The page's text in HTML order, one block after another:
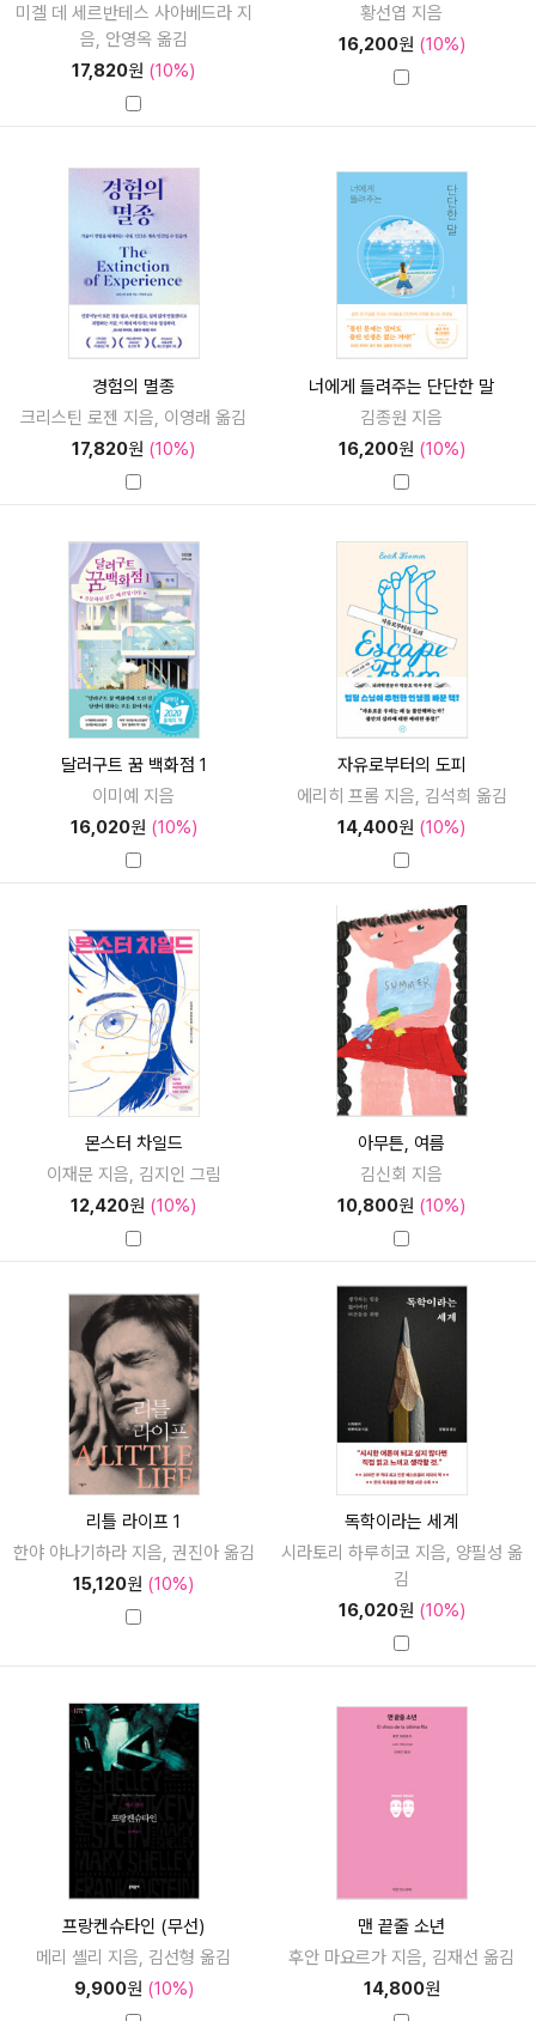
미겔 데 세르반테스 사아베드라 지
음, 안영옥 옮김
17,820원 (10%)
황선엽 지음
16,200원 (10%)
경험의 멸종
크리스틴 로젠 지음, 이영래 옮김
17,820원 (10%)
너에게 들려주는 단단한 말
김종원 지음
16,200원 (10%)
달러구트 꿈 백화점 1
이미예 지음
16,020원 (10%)
자유로부터의 도피
에리히 프롬 지음, 김석희 옮김
14,400원 (10%)
몬스터 차일드
이재문 지음, 김지인 그림
12,420원 (10%)
아무튼, 여름
김신회 지음
10,800원 (10%)
리틀 라이프 1
한야 야나기하라 지음, 권진아 옮김
15,120원 (10%)
독학이라는 세계
시라토리 하루히코 지음, 양필성 옮
김
16,020원 (10%)
프랑켄슈타인 (무선)
메리 셸리 지음, 김선형 옮김
9,900원 (10%)
맨 끝줄 소년
후안 마요르가 지음, 김재선 옮김
14,800원